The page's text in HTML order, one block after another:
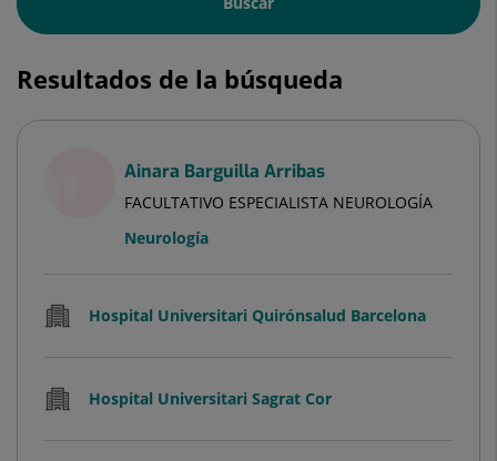
Resultados de la búsqueda
Ainara Barguilla Arribas
FACULTATIVO ESPECIALISTA NEUROLOGÍA
Neurología
Hospital Universitari Quirónsalud Barcelona
Hospital Universitari Sagrat Cor